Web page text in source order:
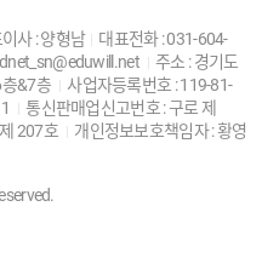
센터안내
사 : 양형남
대표전화 : 031-604-
주소 : 경기도
&7층
사업자등록번호 : 119-81-
통신판매업신고번호 : 구로 제
207호
개인정보보호책임자 : 황영